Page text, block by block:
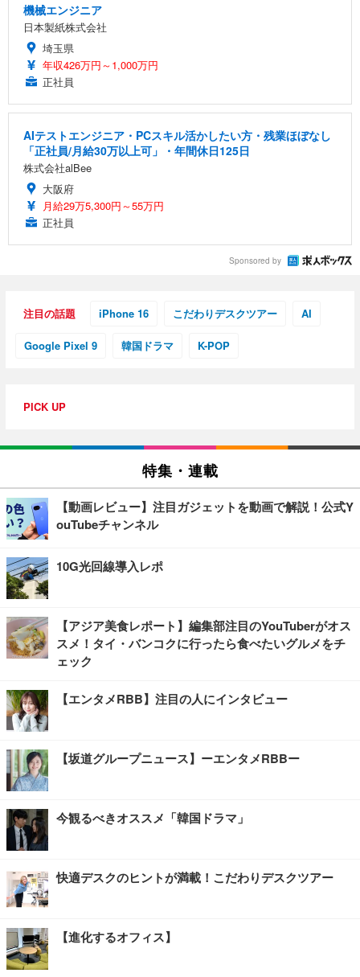
機械エンジニア
日本製紙株式会社
埼玉県
年収426万円～1,000万円
正社員
AIテストエンジニア・PCスキル活かしたい方・残業ほぼなし
「正社員/月給30万以上可」・年間休日125日
株式会社alBee
大阪府
月給29万5,300円～55万円
正社員
Sponsored by
注目の話題 iPhone 16 こだわりデスクツアー AI
Google Pixel 9 韓国ドラマ K-POP
PICK UP
特集・連載
【動画レビュー】注目ガジェットを動画で解説！公式Y
ouTubeチャンネル
10G光回線導入レポ
【アジア美食レポート】編集部注目のYouTuberがオス
スメ！タイ・バンコクに行ったら食べたいグルメをチ
ェック
【エンタメRBB】注目の人にインタビュー
【坂道グループニュース】ーエンタメRBBー
今観るべきオススメ「韓国ドラマ」
快適デスクのヒントが満載！こだわりデスクツアー
【進化するオフィス】